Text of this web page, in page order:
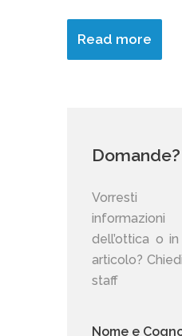
Read more
Domande?
Vorresti
dell’ottica o
articolo?
staff